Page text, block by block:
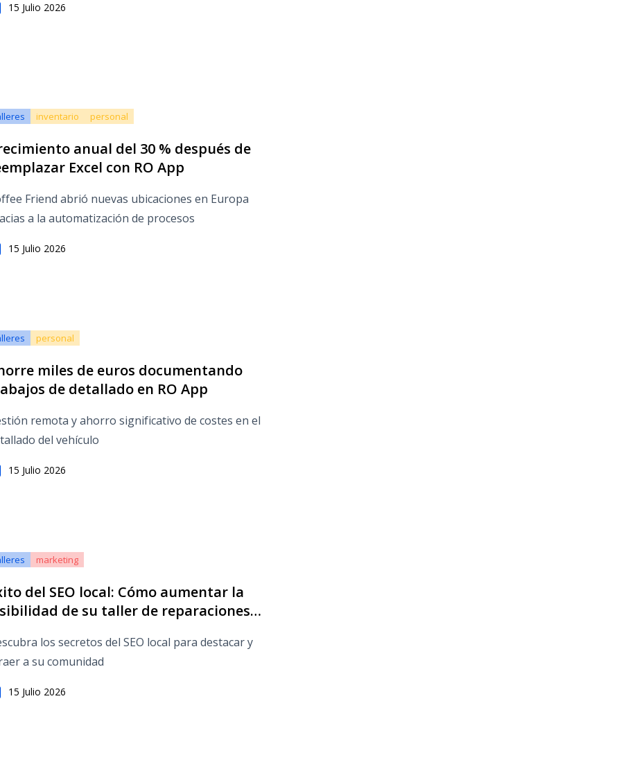
15 Julio 2026
inventario personal
anual del 30 % después de
Excel con RO App
Friend abrió nuevas ubicaciones en Europa
a la automatización de procesos
15 Julio 2026
personal
miles de euros documentando
de detallado en RO App
remota y ahorro significativo de costes en el
del vehículo
15 Julio 2026
marketing
del SEO local: Cómo aumentar la
de su taller de reparaciones
los secretos del SEO local para destacar y
a su comunidad
15 Julio 2026